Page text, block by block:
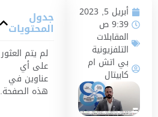
أبريل 5, 2023
9:39 ص
المقابلات
التلفزيونية
بي اتش ام
كابيتال
جدول
المحتويات
لم يتم العثور
على أي
عناوين في
هذه الصفحة.